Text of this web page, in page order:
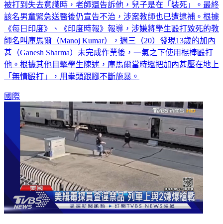
被打到失去意識時，老師還告訴他，兒子是在「裝死」。最終
該名男童緊急送醫後仍宣告不治，涉案教師也已遭逮補。根據
《每日印度》、《印度時報》報導，涉嫌將學生毆打致死的教
師名叫庫馬爾（Manoj Kumar），週三（20）發現13歲的加內
甚（Ganesh Sharma）未完成作業後，一氣之下使用棍棒毆打
他。根據其他目擊學生陳述，庫馬爾當時還把加內甚壓在地上
「無情毆打」，用拳頭跟腳不斷施暴。
國際